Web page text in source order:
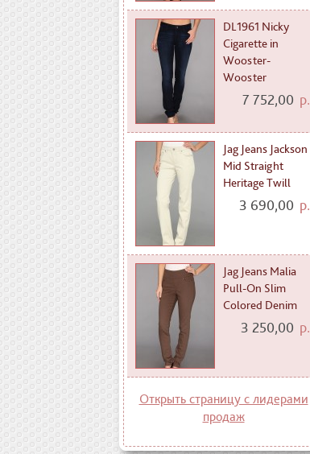
DL1961 Nicky
Cigarette in
Wooster-
Wooster
7 752,00 р.
Jag Jeans Jackson
Mid Straight
Heritage Twill
3 690,00 р.
Jag Jeans Malia
Pull-On Slim
Colored Denim
3 250,00 р.
Открыть страницу с лидерами
продаж